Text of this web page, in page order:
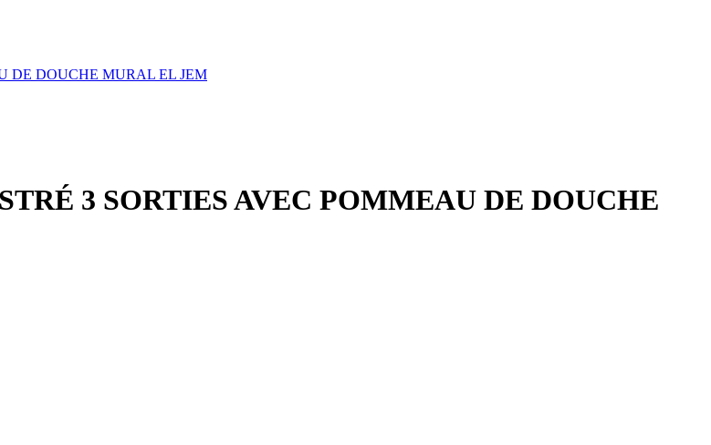
DE DOUCHE MURAL EL JEM
3 SORTIES AVEC POMMEAU DE DOUCHE